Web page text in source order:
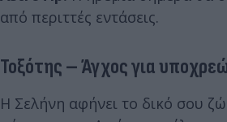
από περιττές εντάσεις.
Τοξότης – Άγχος για
Η Σελήνη αφήνει το δικό σου